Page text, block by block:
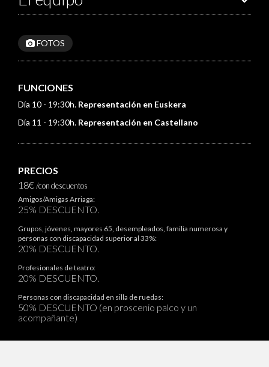
FOTOS
FUNCIONES
Día 10 - 19:30h. Representación en Euskera
Día 11 - 19:30h. Representación en Castellano
PRECIOS
18€/con descuentos
Amigos/Amigas Arriaga:
25% DESCUENTO.
Grupos, jóvenes, mayores 65, desempleados, familia numerosa y
personas con discapacidad superior al 33%:
20% DESCUENTO.
Profesionales de teatro:
20% DESCUENTO.
Personas con discapacidad en silla de ruedas:
50% DESCUENTO (en proscenio palco y un
acompañante)